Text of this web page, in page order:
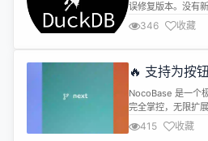
误修复版本。没有
版本可以读取由
建的数据库文件。
修复
346 收藏
🔥 支持为按
码 / 低代码
NocoBase 是一个
完全掌控，无限扩
化，显著降低成本
研发，只需要花几
415 收藏